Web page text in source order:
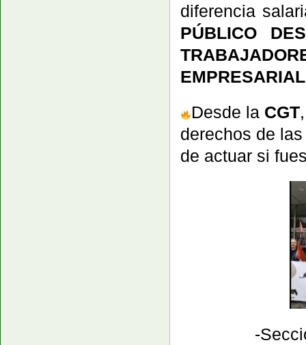
diferencia
PÚBLICO
Desde la CGT
derechos de
de actuar si
​-